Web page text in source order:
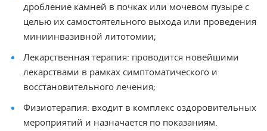
дробление камней в почках или мочевом пузыре с
целью их самостоятельного выхода или проведения
миниинвазивной литотомии;
Лекарственная терапия: проводится новейшими
лекарствами в рамках симптоматического и
восстановительного лечения;
Физиотерапия: входит в комплекс оздоровительных
мероприятий и назначается по показаниям.